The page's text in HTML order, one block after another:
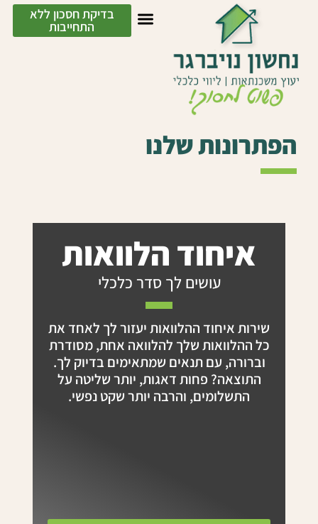
בדיקת חסכון ללא
התחייבות
הפתרונות שלנו
איחוד הלוואות
עושים לך סדר כלכלי
שירות איחוד ההלוואות יעזור לך לאחד את
כל ההלוואות שלך להלוואה אחת, מסודרת
וברורה, עם תנאים שמתאימים בדיוק לך.
התוצאה? פחות דאגות, יותר שליטה על
התשלומים, והרבה יותר שקט נפשי.